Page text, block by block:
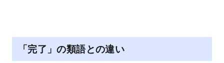
「完了」の類語との違い